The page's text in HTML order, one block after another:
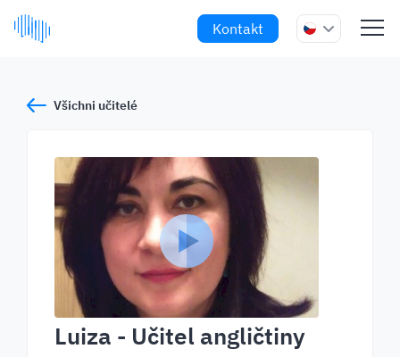
Kontakt
Všichni učitelé
Luiza - Učitel angličtiny